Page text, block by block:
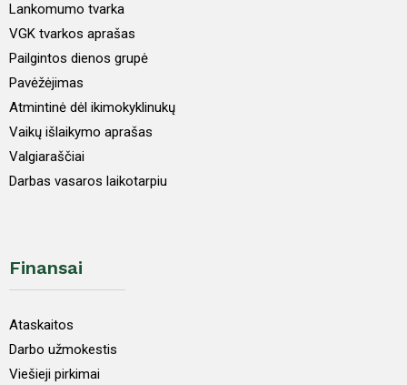
Lankomumo tvarka
VGK tvarkos aprašas
Pailgintos dienos grupė
Pavėžėjimas
Atmintinė dėl ikimokyklinukų
Vaikų išlaikymo aprašas
Valgiaraščiai
Darbas vasaros laikotarpiu
Finansai
Ataskaitos
Darbo užmokestis
Viešieji pirkimai